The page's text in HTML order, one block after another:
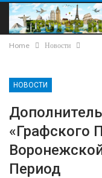
Home Новости
НОВОСТИ
«Графского
Период